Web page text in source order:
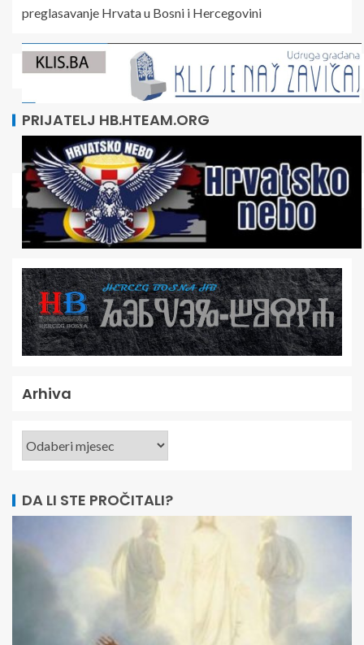
preglasavanje Hrvata u Bosni i Hercegovini
PRIJATELJ HB.HTEAM.ORG
Arhiva
DA LI STE PROČITALI?